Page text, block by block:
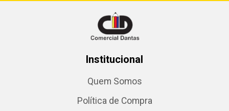
Institucional
Quem Somos
Política de Compra